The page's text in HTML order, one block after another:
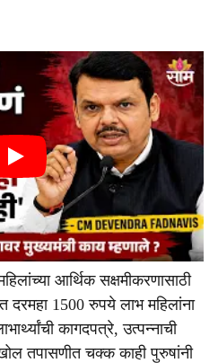
आर्थिक सक्षमीकरणासाठी
1500 रुपये लाभ महिलांना
कागदपत्रे, उत्पन्नाची
तपासणीत चक्क काही पुरुषांनी